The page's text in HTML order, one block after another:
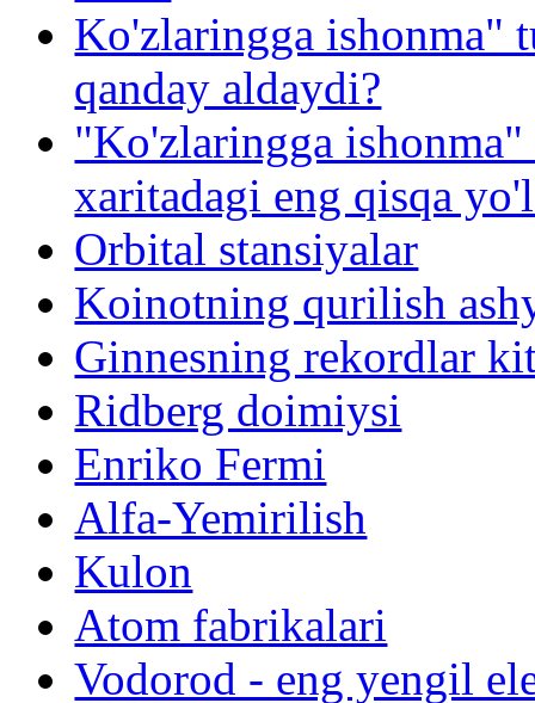
Ko'zlaringga ishonma"
qanday aldaydi?
"Ko'zlaringga
xaritadagi eng qisqa
Orbital stansiyalar
Koinotning qurilish
Ginnesning rekordlar
Ridberg doimiysi
Enriko Fermi
Alfa-Yemirilish
Kulon
Atom fabrikalari
Vodorod - eng yengil